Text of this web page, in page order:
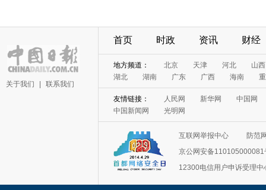
关于我们 联系我们
首页 时政 资讯 财经
地方频道： 北京 天津 河北
山西
湖北
湖南 广东 广西 海南
友情链接： 人民网 新华网
中国网
中国新闻网
光明网
互联网举报中心
防范
京公网安备110105000081
12300电信用户申诉受理中